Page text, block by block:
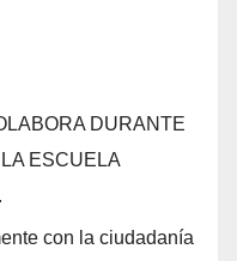
DURANTE
ESCUELA
con la ciudadanía